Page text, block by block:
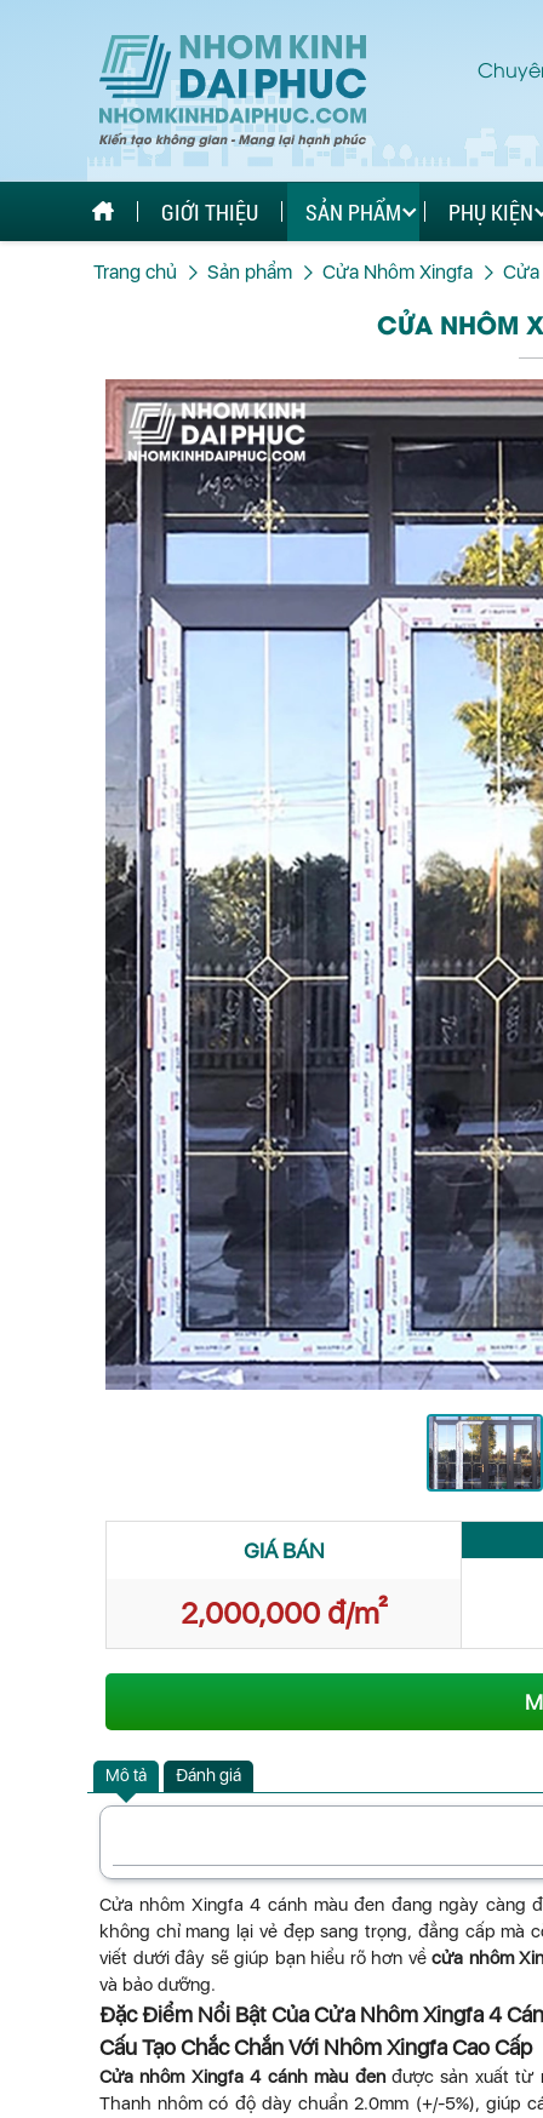
GIỚI THIỆU SẢN PHẨM PHỤ KIỆN
Trang chủ Sản phẩm Cửa Nhôm Xingfa Cửa
CỬA NHÔM
GIÁ BÁN
2,000,000 đ/m²
Mô tả Đánh giá
Cửa nhôm Xingfa 4 cánh màu đen đang ngày càng
không chỉ mang lại vẻ đẹp sang trọng, đẳng cấp mà
viết dưới đây sẽ giúp bạn hiểu rõ hơn về cửa nhôm
và bảo dưỡng.
Đặc Điểm Nổi Bật Của Cửa Nhôm Xingfa 4
Cấu Tạo Chắc Chắn Với Nhôm Xingfa Cao Cấp
Cửa nhôm Xingfa 4 cánh màu đenđược sản xuất từ
Thanh nhôm có độ dày chuẩn 2.0mm (+/-5%), giúp